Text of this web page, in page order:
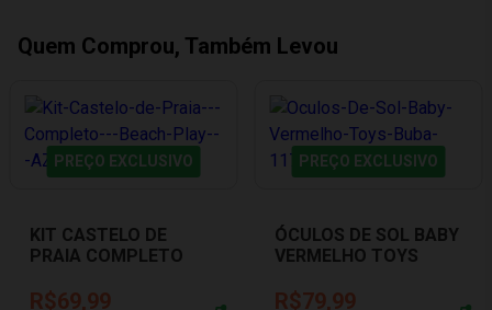
Quem Comprou, Também Levou
PREÇO EXCLUSIVO
KIT CASTELO DE
PRAIA COMPLETO
USUAL PLASTIC 423
R$69,99
PREÇO EXCLUSIVO
ÓCULOS DE SOL BABY
VERMELHO TOYS
R$79,99